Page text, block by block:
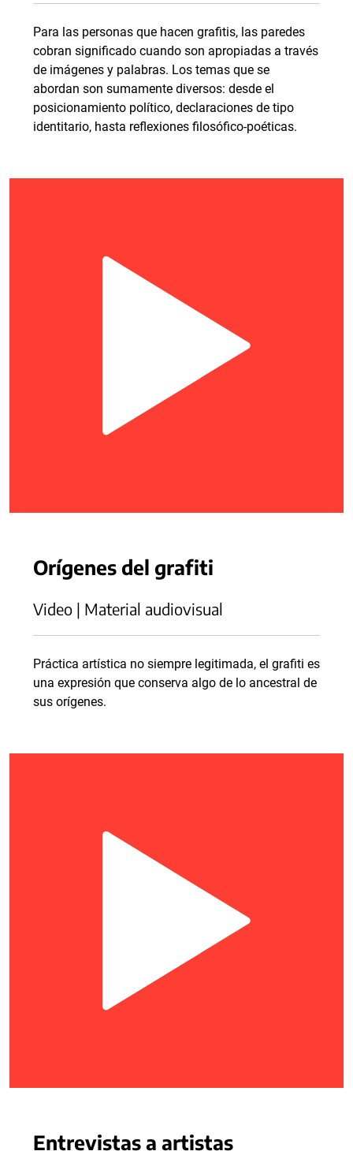
Para las personas que hacen grafitis, las paredes
cobran significado cuando son apropiadas a través
de imágenes y palabras. Los temas que se
abordan son sumamente diversos: desde el
posicionamiento político, declaraciones de tipo
identitario, hasta reflexiones filosófico-poéticas.
Orígenes del grafiti
Video | Material audiovisual
Práctica artística no siempre legitimada, el grafiti es
una expresión que conserva algo de lo ancestral de
sus orígenes.
Entrevistas a artistas